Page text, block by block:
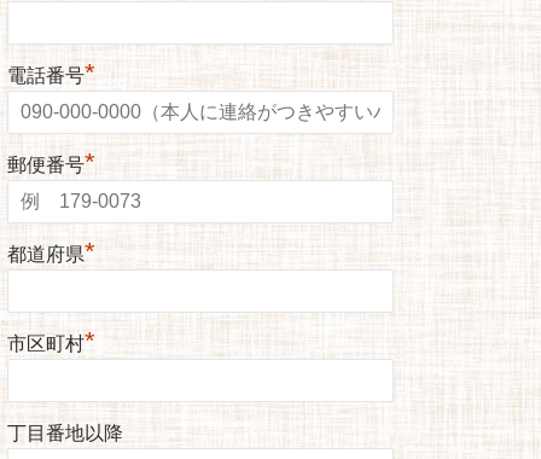
電話番号*
郵便番号*
都道府県*
市区町村*
丁目番地以降